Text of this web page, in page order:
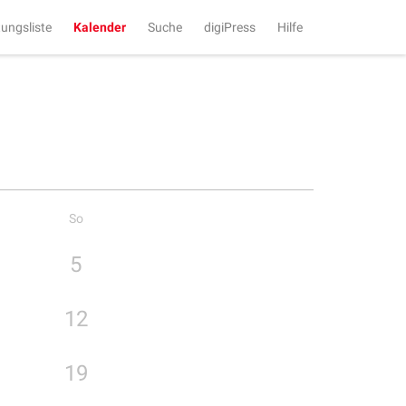
Kalender Suche digiPress Hilfe
So
5
12
19